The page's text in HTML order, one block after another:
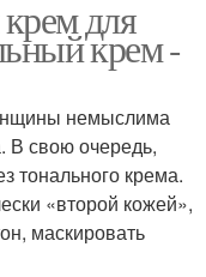
для
крем -
немыслима
В свою очередь,
тонального крема.
«второй кожей»,
маскировать